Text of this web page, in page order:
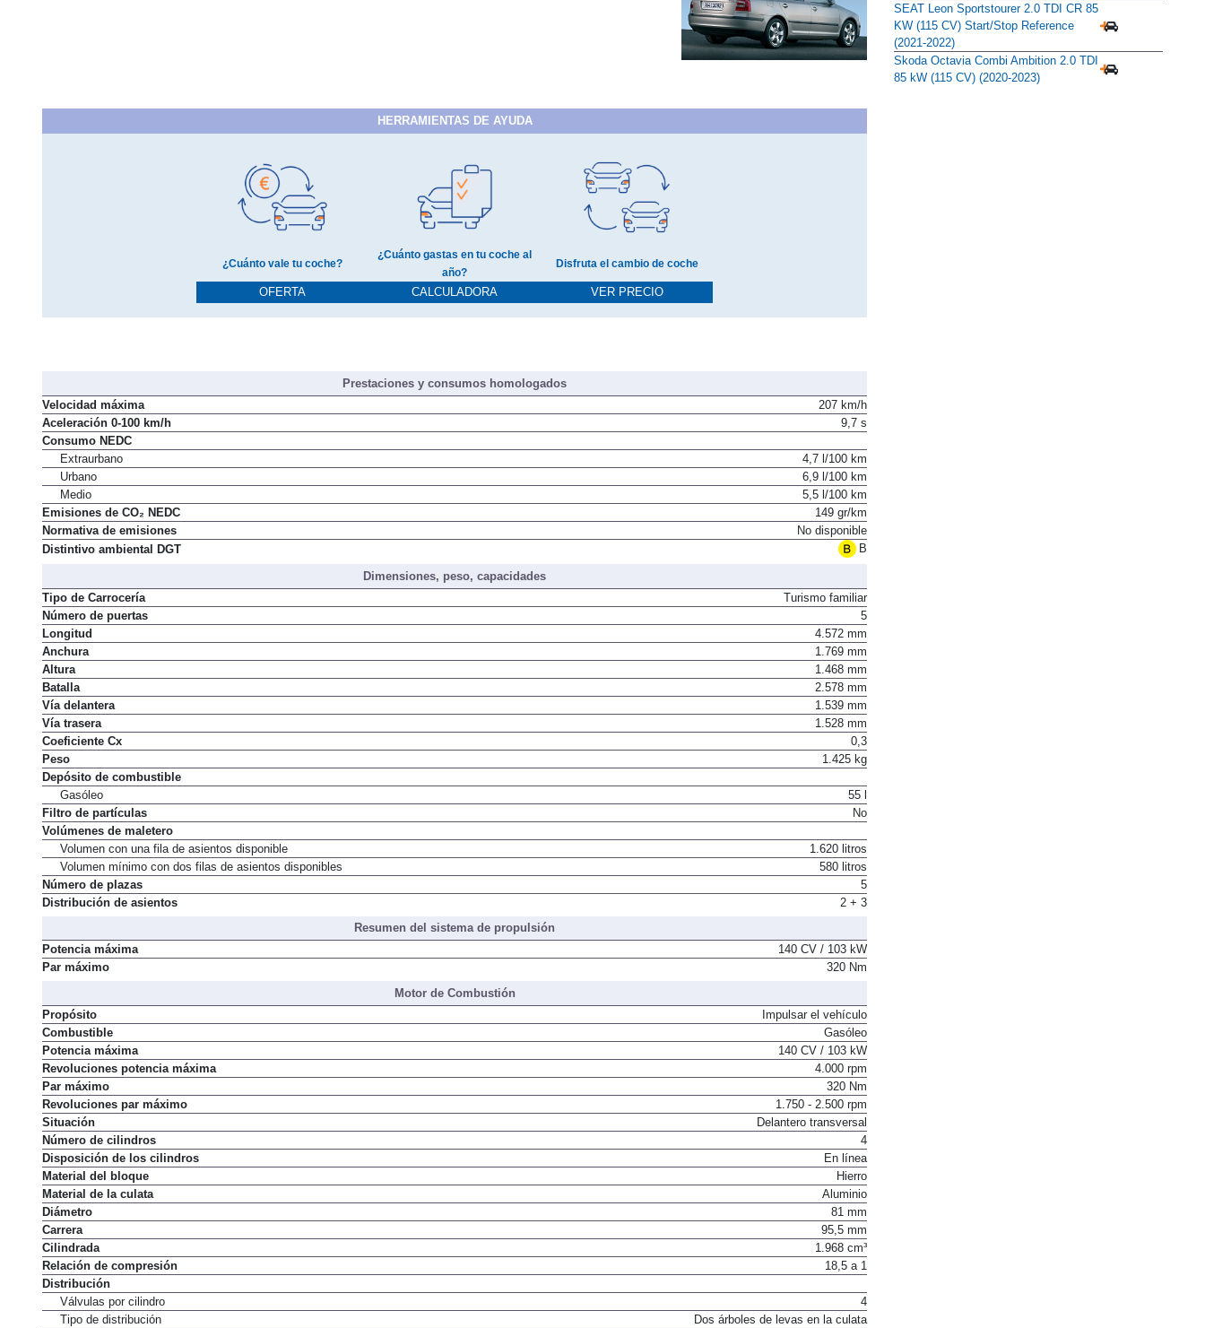
HERRAMIENTAS DE AYUDA
¿Cuánto vale tu coche?
OFERTA
¿Cuánto gastas en tu coche al
año?
CALCULADORA
Disfruta el cambio de coche
VER PRECIO
Prestaciones y consumos homologados
Velocidad máxima
207 km/h
Aceleración 0-100 km/h
9,7 s
Consumo NEDC
Extraurbano
4,7 l/100 km
Urbano
6,9 l/100 km
Medio
5,5 l/100 km
Emisiones de CO₂ NEDC
149 gr/km
Normativa de emisiones
No disponible
Distintivo ambiental DGT
B
Dimensiones, peso, capacidades
Tipo de Carrocería
Turismo familiar
Número de puertas
5
Longitud
4.572 mm
Anchura
1.769 mm
Altura
1.468 mm
Batalla
2.578 mm
Vía delantera
1.539 mm
Vía trasera
1.528 mm
Coeficiente Cx
0,3
Peso
1.425 kg
Depósito de combustible
Gasóleo
55 l
Filtro de partículas
No
Volúmenes de maletero
Volumen con una fila de asientos disponible
1.620 litros
Volumen mínimo con dos filas de asientos disponibles
580 litros
Número de plazas
5
Distribución de asientos
2 + 3
Resumen del sistema de propulsión
Potencia máxima
140 CV / 103 kW
Par máximo
320 Nm
Motor de Combustión
Propósito
Impulsar el vehículo
Combustible
Gasóleo
Potencia máxima
140 CV / 103 kW
Revoluciones potencia máxima
4.000 rpm
Par máximo
320 Nm
Revoluciones par máximo
1.750 - 2.500 rpm
Situación
Delantero transversal
Número de cilindros
4
Disposición de los cilindros
En línea
Material del bloque
Hierro
Material de la culata
Aluminio
Diámetro
81 mm
Carrera
95,5 mm
Cilindrada
1.968 cm³
Relación de compresión
18,5 a 1
Distribución
Válvulas por cilindro
4
Tipo de distribución
Dos árboles de levas en la culata
SEAT Leon Sportstourer 2.0 TDI CR 85
KW (115 CV) Start/Stop Reference
(2021-2022)
Skoda Octavia Combi Ambition 2.0 TDI
85 kW (115 CV) (2020-2023)